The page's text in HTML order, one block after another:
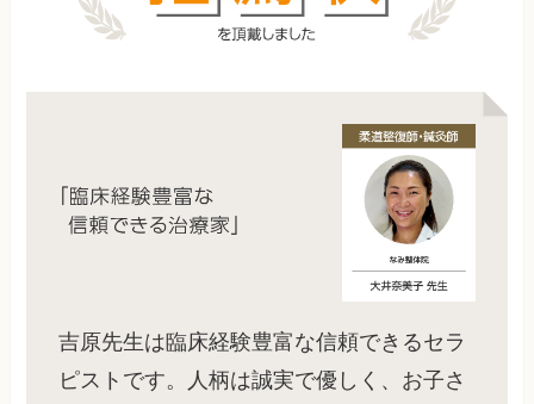
吉原先生は臨床経験豊富な信頼できるセラ
ピストです。人柄は誠実で優しく、お子さ